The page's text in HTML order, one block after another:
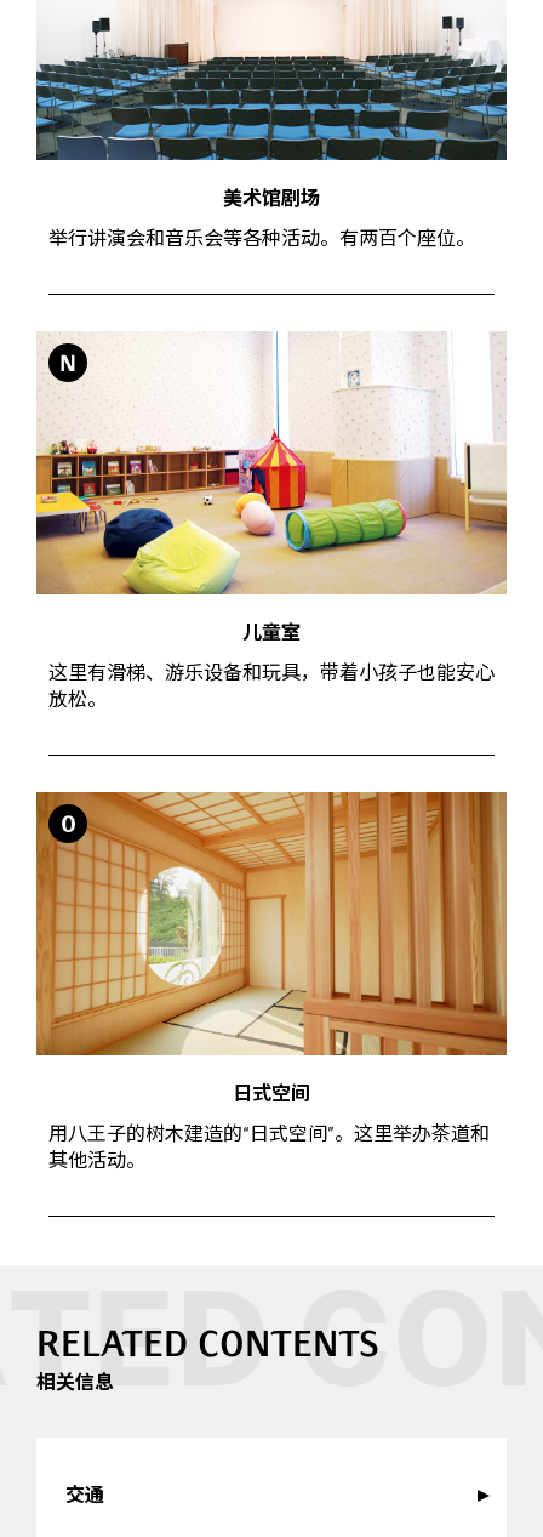
美术馆剧场
举行讲演会和音乐会等各种活动。有两百个座位。
N
儿童室
这里有滑梯、游乐设备和玩具，带着小孩子也能安心
放松。
O
日式空间
用八王子的树木建造的“日式空间”。这里举办茶道和
其他活动。
RELATED CONTENTS
相关信息
交通